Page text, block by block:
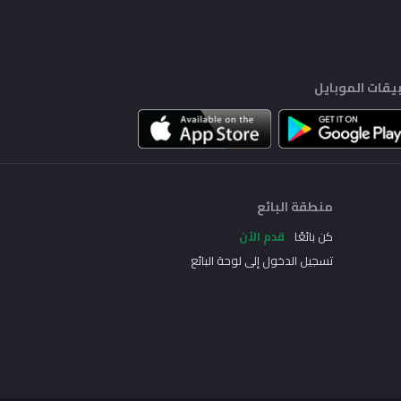
الموبايل
منطقة البائع
كن بائعًا قدم الآن
تسجيل الدخول إلى لوحة البائع